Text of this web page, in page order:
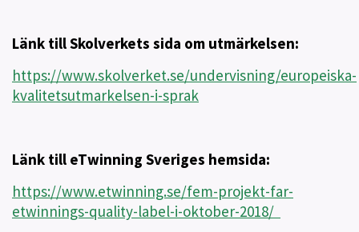
Länk till Skolverkets sida om utmärkelsen:
https://www.skolverket.se/undervisning/europeiska-
kvalitetsutmarkelsen-i-sprak
Länk till eTwinning Sveriges hemsida:
https://www.etwinning.se/fem-projekt-far-
etwinnings-quality-label-i-oktober-2018/